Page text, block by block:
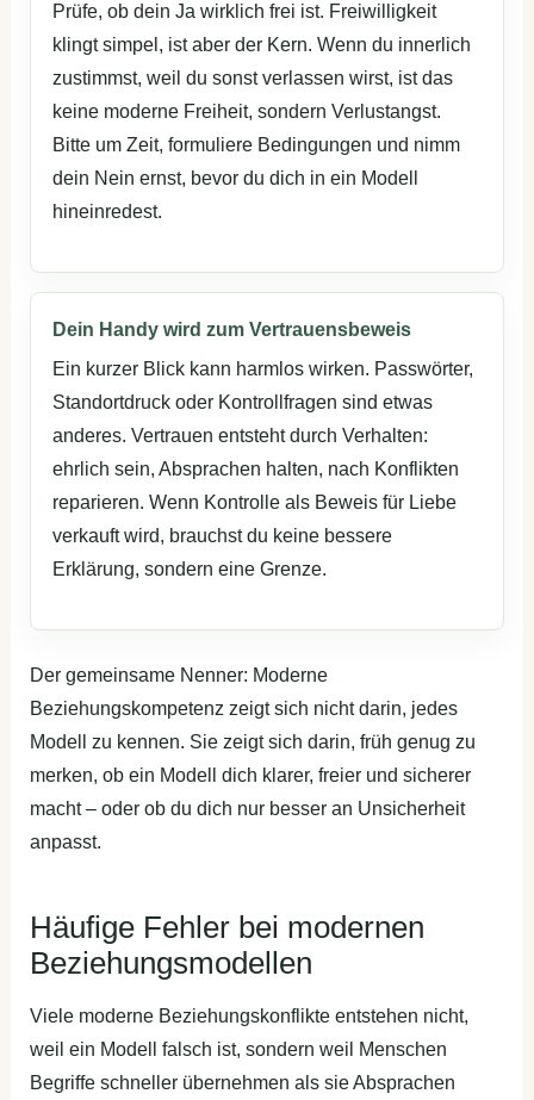
Prüfe, ob dein Ja wirklich frei ist. Freiwilligkeit
klingt simpel, ist aber der Kern. Wenn du innerlich
zustimmst, weil du sonst verlassen wirst, ist das
keine moderne Freiheit, sondern Verlustangst.
Bitte um Zeit, formuliere Bedingungen und nimm
dein Nein ernst, bevor du dich in ein Modell
hineinredest.
Dein Handy wird zum Vertrauensbeweis
Ein kurzer Blick kann harmlos wirken. Passwörter,
Standortdruck oder Kontrollfragen sind etwas
anderes. Vertrauen entsteht durch Verhalten:
ehrlich sein, Absprachen halten, nach Konflikten
reparieren. Wenn Kontrolle als Beweis für Liebe
verkauft wird, brauchst du keine bessere
Erklärung, sondern eine Grenze.
Der gemeinsame Nenner: Moderne
Beziehungskompetenz zeigt sich nicht darin, jedes
Modell zu kennen. Sie zeigt sich darin, früh genug zu
merken, ob ein Modell dich klarer, freier und sicherer
macht – oder ob du dich nur besser an Unsicherheit
anpasst.
Häufige Fehler bei modernen
Beziehungsmodellen
Viele moderne Beziehungskonflikte entstehen nicht,
weil ein Modell falsch ist, sondern weil Menschen
Begriffe schneller übernehmen als sie Absprachen